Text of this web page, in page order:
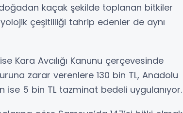
kaçak şekilde toplanan bitkiler
çeşitliliği tahrip edenler de aynı
Kara Avcılığı Kanunu çerçevesinde
zarar verenlere 130 bin TL, Anadolu
ise 5 bin TL tazminat bedeli uygulanıyor.